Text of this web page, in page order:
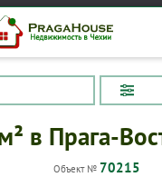
в Прага-
Объект № 70215